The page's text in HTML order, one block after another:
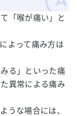
「喉が痛い」と
よって痛み方は
る」といった痛
異常による痛み
うな場合には、